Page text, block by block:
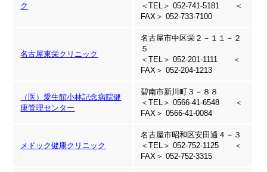
ク
＜TEL＞ 052-741-5181 ＜
FAX＞ 052-733-7100
名古屋東栄クリニック
名古屋市中区栄２－１１－２
５
＜TEL＞ 052-201-1111 ＜
FAX＞ 052-204-1213
（医）愛生館小林記念病院健
康管理センター
碧南市新川町３－８８
＜TEL＞ 0566-41-6548 ＜
FAX＞ 0566-41-0084
メドック健康クリニック
名古屋市昭和区安田通４－３
＜TEL＞ 052-752-1125 ＜
FAX＞ 052-752-3315